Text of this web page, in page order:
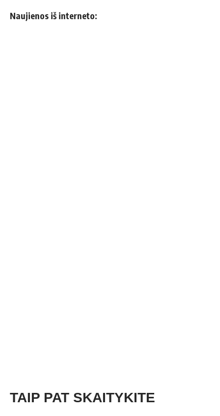
Naujienos iš interneto:
TAIP PAT SKAITYKITE